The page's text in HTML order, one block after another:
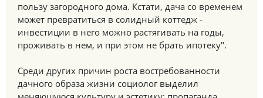
пользу загородного дома. Кстати, дача со временем
может превратиться в солидный коттедж -
инвестиции в него можно растягивать на годы,
проживать в нем, и при этом не брать ипотеку".
Среди других причин роста востребованности
дачного образа жизни социолог выделил